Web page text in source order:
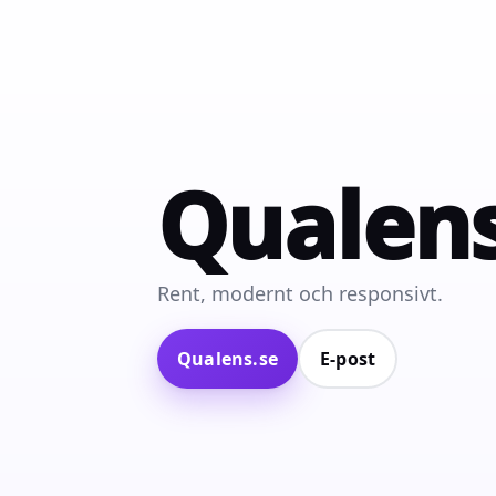
Rent, modernt och responsivt.
Qualens.se E‑post